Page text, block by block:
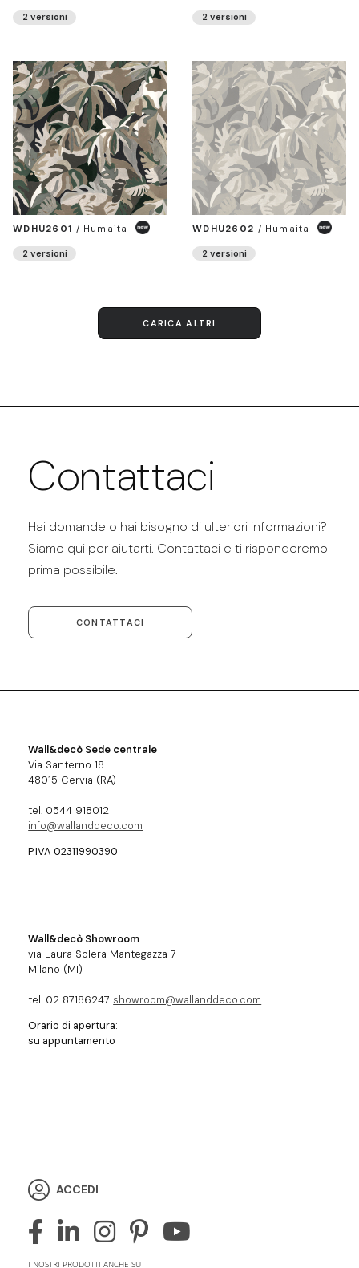
2 versioni 2 versioni
WDHU2601 / Humaita
2 versioni
WDHU2602 / Humaita
2 versioni
CARICA ALTRI
Contattaci
Hai domande o hai bisogno di ulteriori informazioni?
Siamo qui per aiutarti. Contattaci e ti risponderemo
prima possibile.
CONTATTACI
Wall&decò Sede centrale
Via Santerno 18
48015 Cervia (RA)
tel. 0544 918012
info@wallanddeco.com
P.IVA 02311990390
Wall&decò Showroom
via Laura Solera Mantegazza 7
Milano (MI)
tel. 02 87186247 showroom@wallanddeco.com
Orario di apertura:
su appuntamento
ACCEDI
I NOSTRI PRODOTTI ANCHE SU